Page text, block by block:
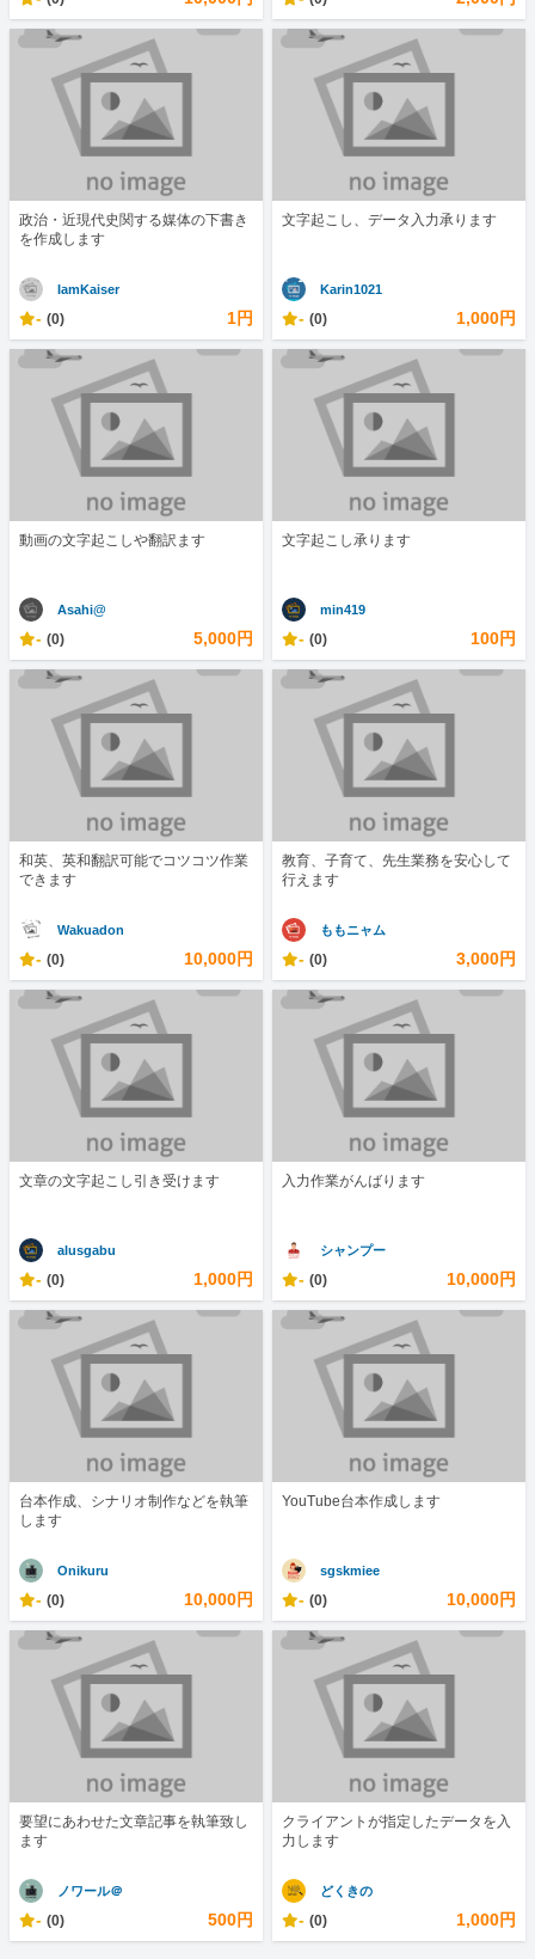
政治・近現代史関する媒体の下書き
を作成します
IamKaiser
- (0) 1円
文字起こし、データ入力承ります
Karin1021
- (0) 1,000円
動画の文字起こしや翻訳ます
Asahi@
- (0) 5,000円
文字起こし承ります
min419
- (0) 100円
和英、英和翻訳可能でコツコツ作業
できます
Wakuadon
- (0) 10,000円
教育、子育て、先生業務を安心して
行えます
ももニャム
- (0) 3,000円
文章の文字起こし引き受けます
alusgabu
- (0) 1,000円
入力作業がんばります
シャンプー
- (0) 10,000円
台本作成、シナリオ制作などを執筆
します
Onikuru
- (0) 10,000円
YouTube台本作成します
sgskmiee
- (0) 10,000円
要望にあわせた文章記事を執筆致し
ます
ノワール＠
- (0) 500円
クライアントが指定したデータを入
力します
どくきの
- (0) 1,000円